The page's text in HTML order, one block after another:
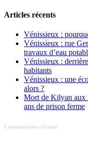
Articles récents
Vénissieux :
Vénissieux : rue
travaux d’eau
Vénissieux :
habitants
Vénissieux : une
alors ?
Mort de Kilyan aux
ans de prison ferme
Commentaires récents